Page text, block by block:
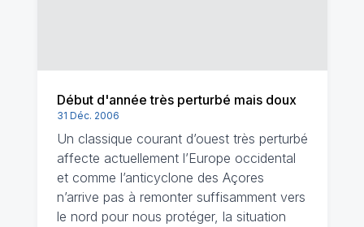
Début d'année très perturbé mais doux
31 Déc. 2006
Un classique courant d’ouest très perturbé
affecte actuellement l’Europe occidental
et comme l’anticyclone des Açores
n’arrive pas à remonter suffisamment vers
le nord pour nous protéger, la situation